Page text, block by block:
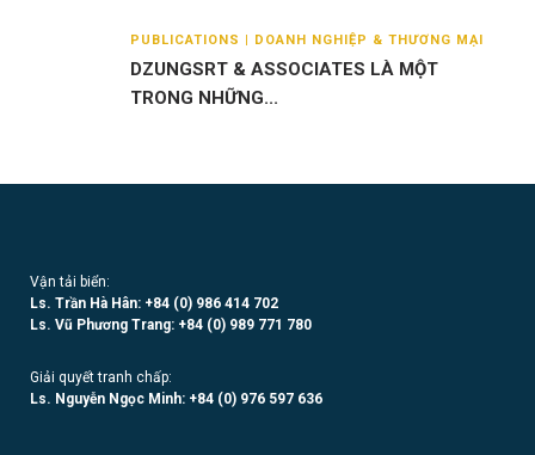
PUBLICATIONS | DOANH NGHIỆP & THƯƠNG MẠI
DZUNGSRT & ASSOCIATES LÀ MỘT
TRONG NHỮNG...
Vận tải biển:
Ls. Trần Hà Hân: +84 (0) 986 414 702
Ls. Vũ Phương Trang: +84 (0) 989 771 780
Giải quyết tranh chấp:
Ls. Nguyễn Ngọc Minh: +84 (0) 976 597 636